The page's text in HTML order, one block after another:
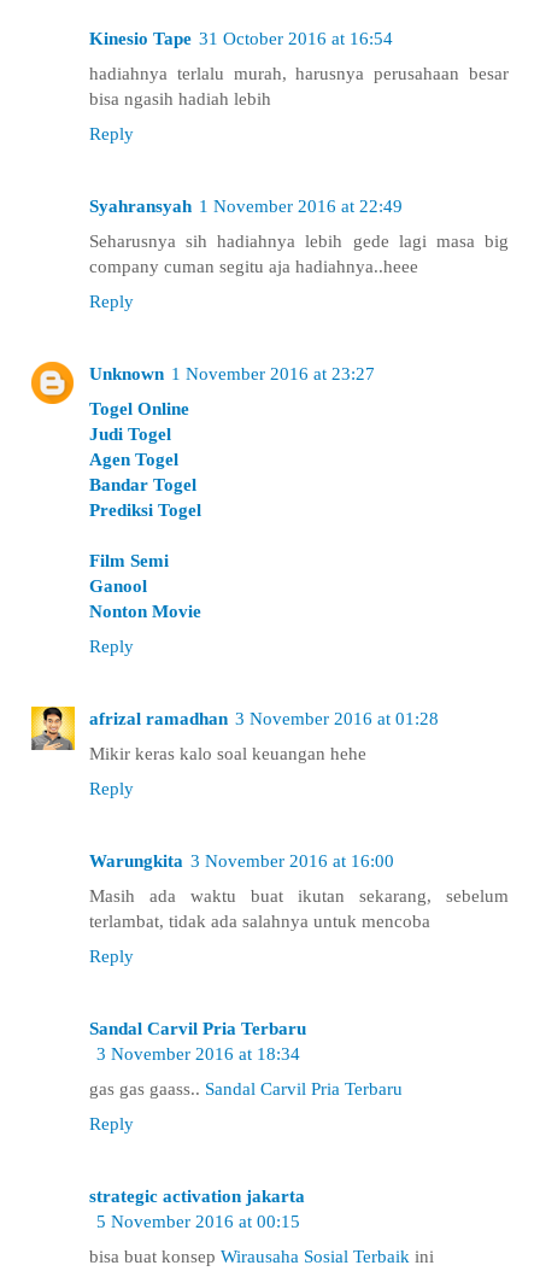
Kinesio Tape 31 October 2016 at 16:54
hadiahnya terlalu murah, harusnya perusahaan besar
bisa ngasih hadiah lebih
Reply
Syahransyah 1 November 2016 at 22:49
Seharusnya sih hadiahnya lebih gede lagi masa big
company cuman segitu aja hadiahnya..heee
Reply
Unknown 1 November 2016 at 23:27
Togel Online
Judi Togel
Agen Togel
Bandar Togel
Prediksi Togel
Film Semi
Ganool
Nonton Movie
Reply
afrizal ramadhan 3 November 2016 at 01:28
Mikir keras kalo soal keuangan hehe
Reply
Warungkita 3 November 2016 at 16:00
Masih ada waktu buat ikutan sekarang, sebelum
terlambat, tidak ada salahnya untuk mencoba
Reply
Sandal Carvil Pria Terbaru
3 November 2016 at 18:34
gas gas gaass.. Sandal Carvil Pria Terbaru
Reply
strategic activation jakarta
5 November 2016 at 00:15
bisa buat konsep Wirausaha Sosial Terbaik ini